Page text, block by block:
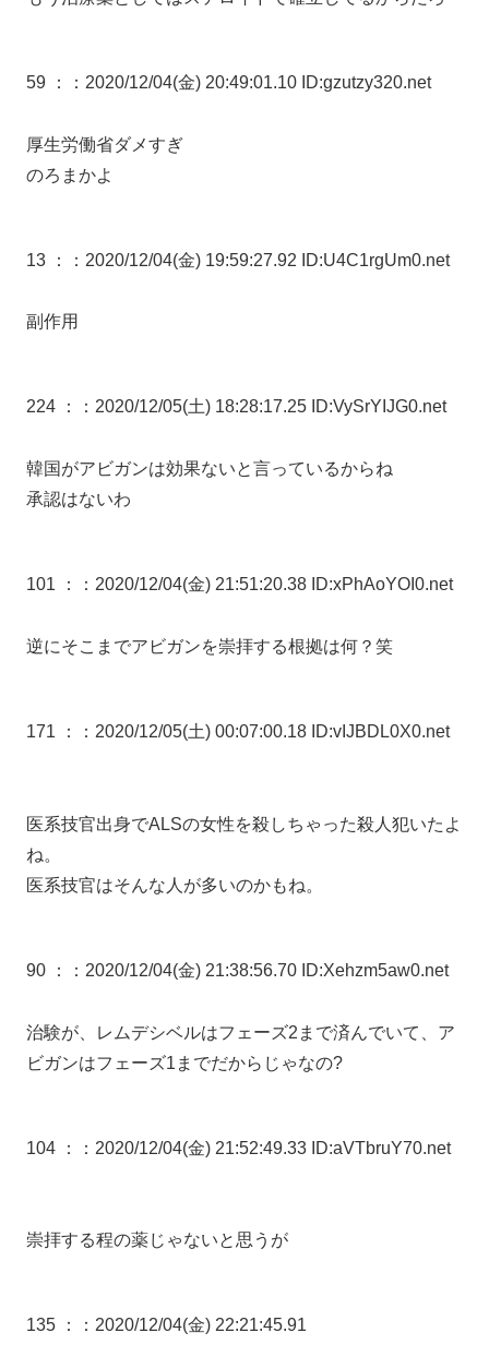
59 ： ：2020/12/04(金) 20:49:01.10 ID:gzutzy320.net
厚生労働省ダメすぎ
のろまかよ
13 ： ：2020/12/04(金) 19:59:27.92 ID:U4C1rgUm0.net
副作用
224 ： ：2020/12/05(土) 18:28:17.25 ID:VySrYIJG0.net
韓国がアビガンは効果ないと言っているからね
承認はないわ
101 ： ：2020/12/04(金) 21:51:20.38 ID:xPhAoYOI0.net
逆にそこまでアビガンを崇拝する根拠は何？笑
171 ： ：2020/12/05(土) 00:07:00.18 ID:vIJBDL0X0.net
医系技官出身でALSの女性を殺しちゃった殺人犯いたよ
ね。
医系技官はそんな人が多いのかもね。
90 ： ：2020/12/04(金) 21:38:56.70 ID:Xehzm5aw0.net
治験が、レムデシベルはフェーズ2まで済んでいて、ア
ビガンはフェーズ1までだからじゃなの?
104 ： ：2020/12/04(金) 21:52:49.33 ID:aVTbruY70.net
崇拝する程の薬じゃないと思うが
135 ：
：2020/12/04(金) 22:21:45.91